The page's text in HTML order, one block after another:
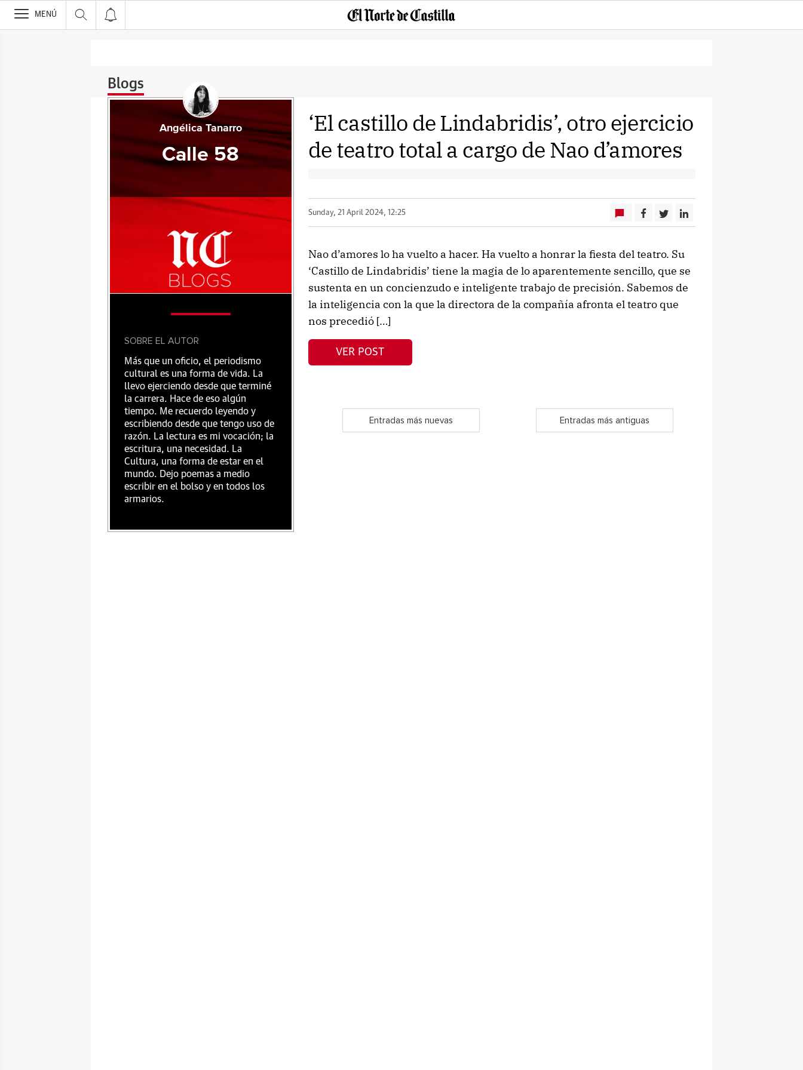
>
MENÚ
Blogs
‘El castillo de Lindabridis’, otro ejercicio
de teatro total a cargo de Nao d’amores
Sunday, 21 April 2024, 12:25
Nao d’amores lo ha vuelto a hacer. Ha vuelto a honrar la fiesta del teatro. Su
‘Castillo de Lindabridis’ tiene la magia de lo aparentemente sencillo, que se
sustenta en un concienzudo e inteligente trabajo de precisión. Sabemos de
la inteligencia con la que la directora de la compañía afronta el teatro que
nos precedió […]
VER POST
Entradas más nuevas Entradas más antiguas
Angélica Tanarro
Calle 58
SOBRE EL AUTOR
Más que un oficio, el periodismo
cultural es una forma de vida. La
llevo ejerciendo desde que terminé
la carrera. Hace de eso algún
tiempo. Me recuerdo leyendo y
escribiendo desde que tengo uso de
razón. La lectura es mi vocación; la
escritura, una necesidad. La
Cultura, una forma de estar en el
mundo. Dejo poemas a medio
escribir en el bolso y en todos los
armarios.